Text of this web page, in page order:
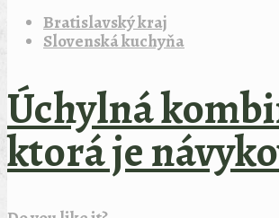
Bratislavský kraj
Slovenská kuchyňa
Úchylná
ktorá je